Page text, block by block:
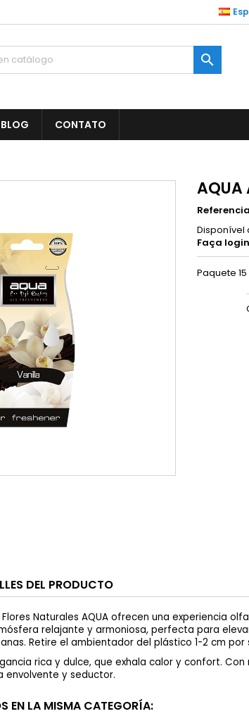

BLOG CONTATO
AQUA
Referencia
Disponível
Faça
Paquete
DEL PRODUCTO
Naturales AQUA ofrecen una experiencia
relajante y armoniosa, perfecta para
Retire el ambientador del plástico 1-2 cm por
rica y dulce, que exhala calor y confort.
envolvente y seductor.
EN LA MISMA CATEGORÍA: